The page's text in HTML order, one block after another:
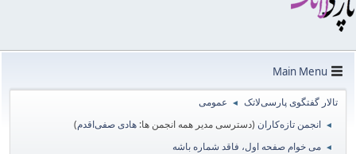
Main Menu
تالار گفتگوی پارسی‌لاتک ◄ عمومی
◄ انجمن تازه‌کاران (دسترسی مدیر همه انجمن ها: هادی صفی‌اقدم)
◄ می خوام صفحه اول، فاقد شماره باشه